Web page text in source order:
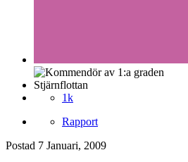
Stjärnflottan
1k
Rapport
Postad 7 Januari, 2009